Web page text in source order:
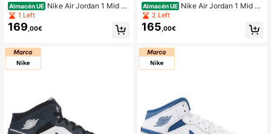
Almacén UE Nike Air Jordan 1 Mid U
niversity Gold GS
1 Left
169 ,00€
Almacén UE Nike Air Jordan 1 Mid "B
lue Void" (GS)
2 Left
165 ,00€